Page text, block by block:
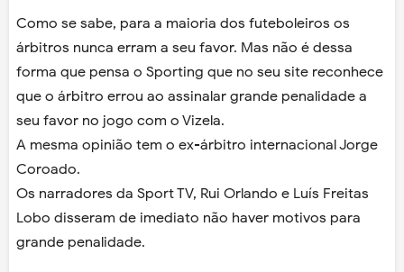
Como se sabe, para a maioria dos futeboleiros os
árbitros nunca erram a seu favor. Mas não é dessa
forma que pensa o Sporting que no seu site reconhece
que o árbitro errou ao assinalar grande penalidade a
seu favor no jogo com o Vizela.
A mesma opinião tem o ex-árbitro internacional Jorge
Coroado.
Os narradores da Sport TV, Rui Orlando e Luís Freitas
Lobo disseram de imediato não haver motivos para
grande penalidade.